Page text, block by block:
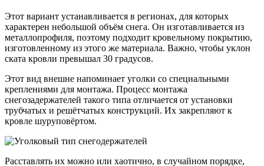
Этот вариант устанавливается в регионах, для которых
характерен небольшой объём снега. Он изготавливается из
металлопрофиля, поэтому подходит кровельному покрытию,
изготовленному из этого же материала. Важно, чтобы уклон
ската кровли превышал 30 градусов.
Этот вид внешне напоминает уголки со специальными
креплениями для монтажа. Процесс монтажа
снегозадержателей такого типа отличается от установки
трубчатых и решётчатых конструкций. Их закрепляют к
кровле шуруповёртом.
Расставлять их можно или хаотично, в случайном порядке,